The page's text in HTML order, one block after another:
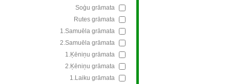
Soģu grāmata
Rutes grāmata
1.Samuēla grāmata
2.Samuēla grāmata
1.Ķēniņu grāmata
2.Ķēniņu grāmata
1.Laiku grāmata